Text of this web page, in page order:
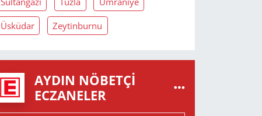
Üsküdar Zeytinburnu
AYDIN NÖBETÇI
ECZANELER